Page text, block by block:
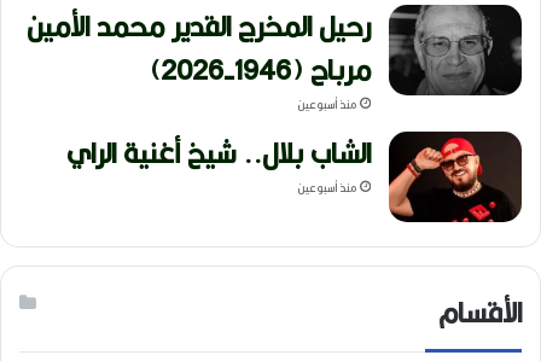
رحيل المخرج القدير محمد الأمين
مرباح (1946-2026)
منذ أسبوعين
الشاب بلال.. شيخ أغنية الراي
منذ أسبوعين
الأقسام